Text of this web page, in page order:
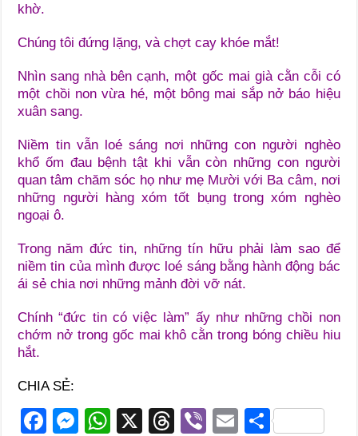
khờ.
Chúng tôi đứng lặng, và chợt cay khóe mắt!
Nhìn sang nhà bên cạnh, một gốc mai già cằn cỗi có
một chồi non vừa hé, một bông mai sắp nở báo hiệu
xuân sang.
Niềm tin vẫn loé sáng nơi những con người nghèo
khổ ốm đau bệnh tật khi vẫn còn những con người
quan tâm chăm sóc họ như mẹ Mười với Ba câm, nơi
những người hàng xóm tốt bụng trong xóm nghèo
ngoại ô.
Trong năm đức tin, những tín hữu phải làm sao để
niềm tin của mình được loé sáng bằng hành động bác
ái sẻ chia nơi những mảnh đời vỡ nát.
Chính “đức tin có việc làm” ấy như những chồi non
chớm nở trong gốc mai khô cằn trong bóng chiều hiu
hắt.
CHIA SẺ:
F
M
W
X
T
Vi
E S